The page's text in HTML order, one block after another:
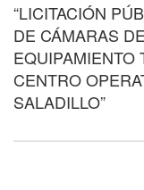
“LICITACIÓN
DE CÁMARAS
EQUIPAMIENTO
CENTRO
SALADILLO”